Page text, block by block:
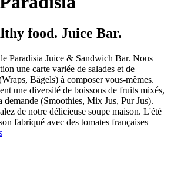
food. Juice Bar.
Paradisia Juice & Sandwich Bar. Nous
une carte variée de salades et de
Bägels) à composer vous-mêmes.
une diversité de boissons de fruits mixés,
demande (Smoothies, Mix Jus, Pur Jus).
de notre délicieuse soupe maison. L'été
fabriqué avec des tomates françaises